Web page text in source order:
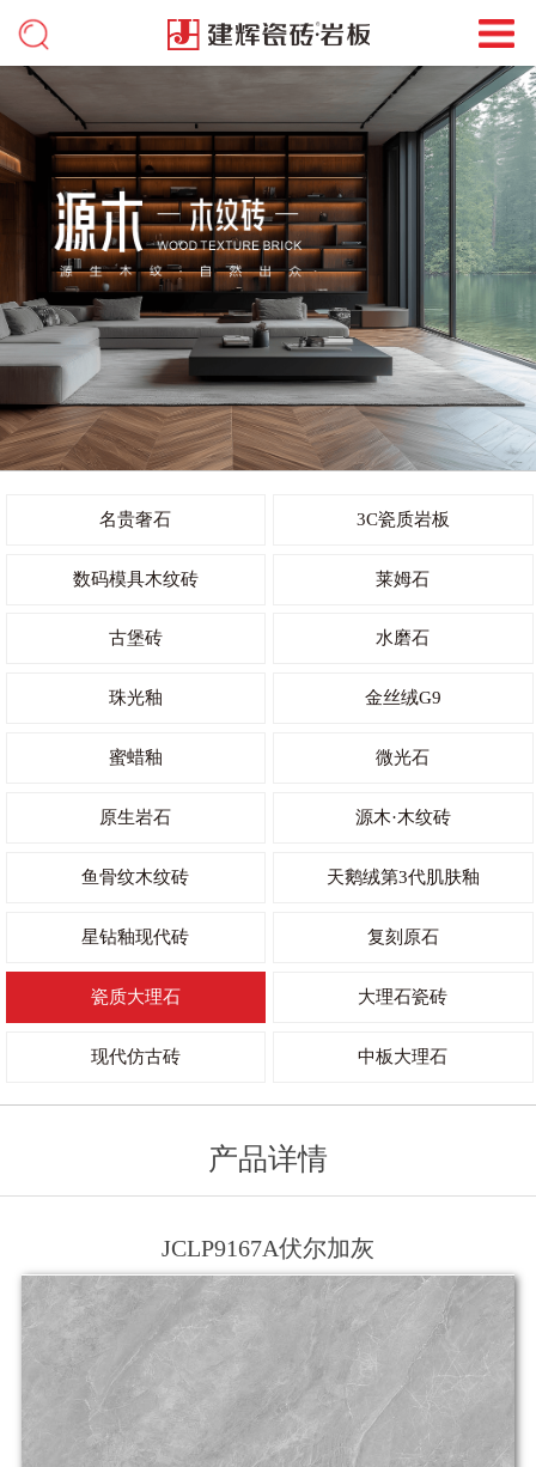
名贵奢石 3C瓷质岩板
数码模具木纹砖 莱姆石
古堡砖 水磨石
珠光釉 金丝绒G9
蜜蜡釉 微光石
原生岩石 源木·木纹砖
鱼骨纹木纹砖 天鹅绒第3代肌肤釉
星钻釉现代砖 复刻原石
瓷质大理石 大理石瓷砖
现代仿古砖 中板大理石
产品详情
JCLP9167A伏尔加灰